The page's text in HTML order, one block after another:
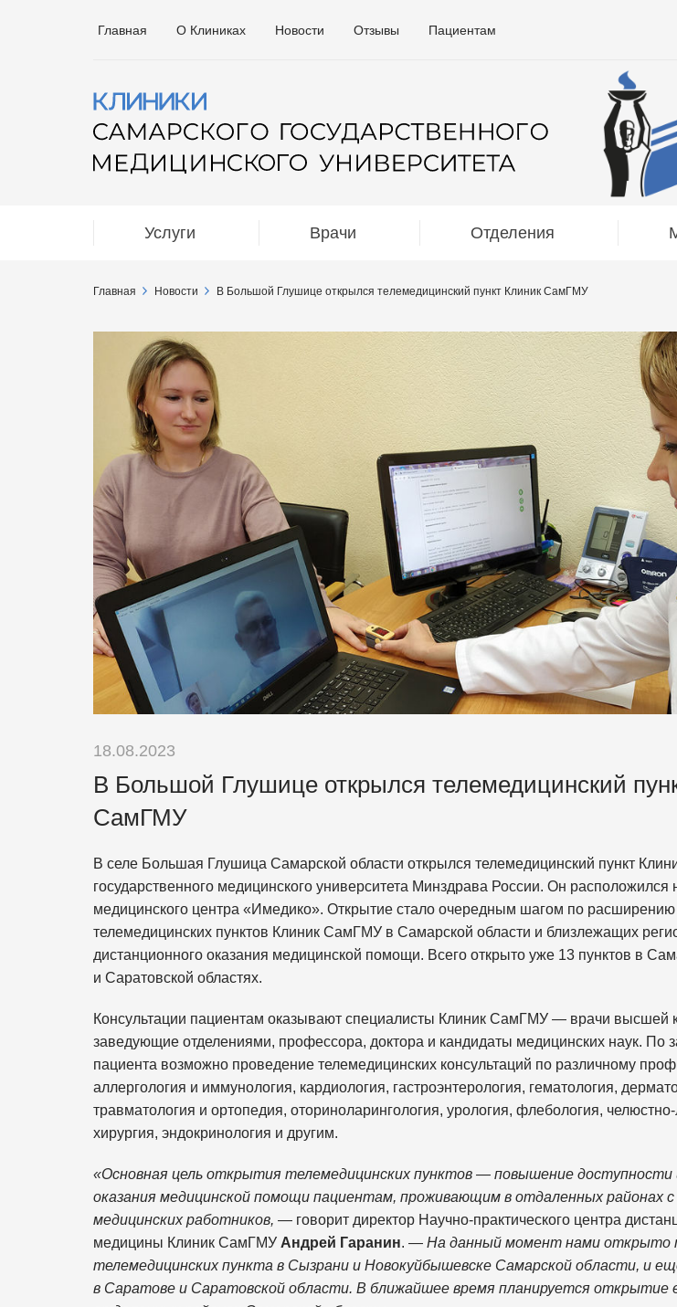
Главная О Клиниках Новости Отзывы Пациентам
Услуги Врачи Отделения
Главная Новости В Большой Глушице открылся телемедицинский пункт Клиник СамГМУ
18.08.2023
В Большой Глушице открылся телемедицинский
СамГМУ
В селе Большая Глушица Самарской области открылся телемедицинский пункт
государственного медицинского университета Минздрава России. Он расположился
медицинского центра «Имедико». Открытие стало очередным шагом по расширению
телемедицинских пунктов Клиник СамГМУ в Самарской области и близлежащих
дистанционного оказания медицинской помощи. Всего открыто уже 13 пунктов в
и Саратовской областях.
Консультации пациентам оказывают специалисты Клиник СамГМУ — врачи высшей
заведующие отделениями, профессора, доктора и кандидаты медицинских наук. По
пациента возможно проведение телемедицинских консультаций по различному
аллергология и иммунология, кардиология, гастроэнтерология, гематология,
травматология и ортопедия, оториноларингология, урология, флебология,
хирургия, эндокринология и другим.
«Основная цель открытия телемедицинских пунктов — повышение доступности
оказания медицинской помощи пациентам, проживающим в отдаленных районах
медицинских работников, — говорит директор Научно-практического центра
медицины Клиник СамГМУ Андрей Гаранин. — На данный момент нами открыто
телемедицинских пункта в Сызрани и Новокуйбышевске Самарской области, и
в Саратове и Саратовской области. В ближайшее время планируется открытие